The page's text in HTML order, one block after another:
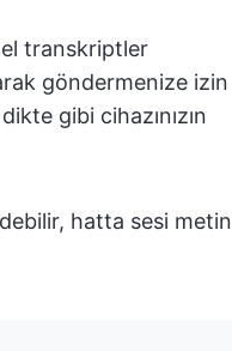
transkriptler
göndermenize izin
gibi cihazınızın
hatta sesi metin